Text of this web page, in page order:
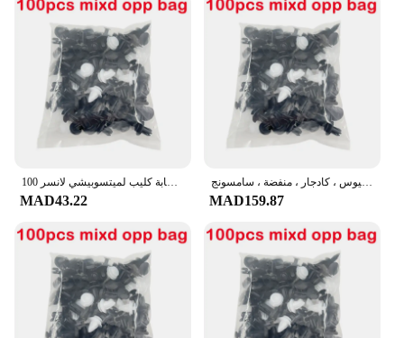
100 قطعة مختلطة السيارات السحابة كليب لميتسوبيشي لانسر EX 10 لانسر X أوتلاندر ASX كولت باجيرو سبورت
MAD43.22
مشبك تثبيت أوتوماتيكي مختلط لرينو ، كوليوس ، كادجار ، منفضة ، سامسونج ، QM6 ، QM3 ،
MAD159.87